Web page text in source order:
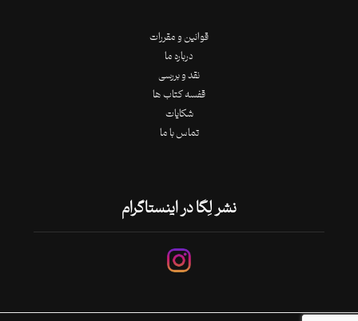
قوانین و مقررات
درباره ما
نقد و بررسی
قفسه کتاب ها
شکایات
تماس با ما
نشر لِگا در اینستاگرام